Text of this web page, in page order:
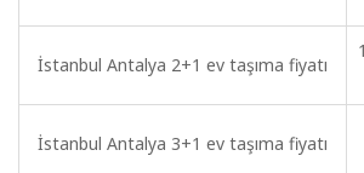
İstanbul Antalya 2+1 ev taşıma fiyatı
İstanbul Antalya 3+1 ev taşıma fiyatı